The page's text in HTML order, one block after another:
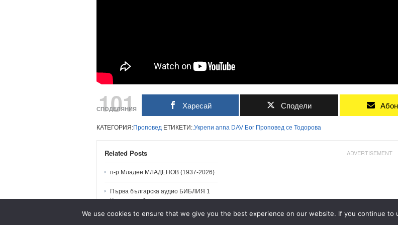
101
СПОДЕЛЯНИЯ Харесай Сподели
КАТЕГОРИЯ:Проповед ЕТИКЕТИ: .Укрепи anna DAV Бог Проповед се Тодорова
Related Posts
п-р Младен МЛАДЕНОВ (1937-2026)
Първа българска аудио БИБЛИЯ 1
Коринтяни 9
п-р МЛАДЕН: Проповеди и Послания
ADVERTISEMENT
We use cookies to ensure that we give you the best experience on our website. If you continue